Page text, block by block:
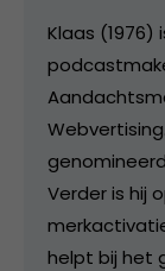
Klaas (1976)
Verder is hij
helpt bij het